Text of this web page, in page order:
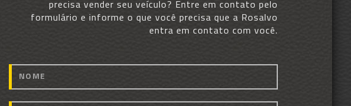
precisa vender seu veículo? Entre em contato pelo
formulário e informe o que você precisa que a Rosalvo
entra em contato com você.